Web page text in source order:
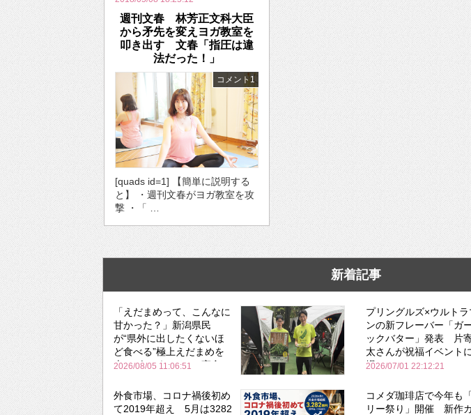
週刊文春 林芳正文科大臣
から矛先を変えヨガ教室を
叩き出す 文春「指圧は違
法だった！」
コメント1
[quads id=1] 【簡単に説明する
と】 ・週刊文春がヨガ教室を攻
撃 ・「 …
新着記事
「えだまめって、こんなに
甘かった？」新潟県民
が“県外に出したくないほ
ど食べる”極上えだまめを
森のビアガーデンで実食
2026/08/05 11:06:51
プリングルズ×ウルトラ
ンの新フレーバー「ガ
ックバター」発表 片
太さんが祝福イベント
場
2026/07/01 22:12:21
外食市場、コロナ禍後初め
て2019年超え 5月は3282
コメダ珈琲店で今年も
リー祭り」開催 新作